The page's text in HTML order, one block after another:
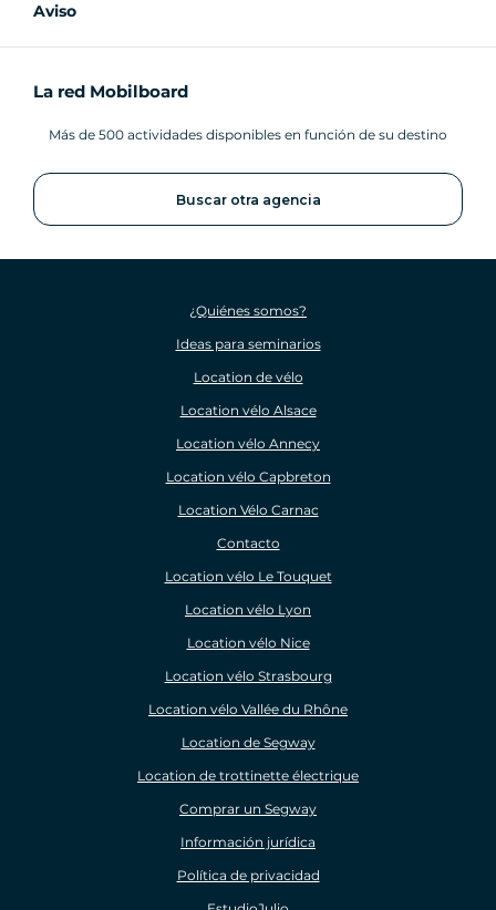
Aviso
La red Mobilboard
Más de 500 actividades disponibles en función de su destino
Buscar otra agencia
¿Quiénes somos?
Ideas para seminarios
Location de vélo
Location vélo Alsace
Location vélo Annecy
Location vélo Capbreton
Location Vélo Carnac
Contacto
Location vélo Le Touquet
Location vélo Lyon
Location vélo Nice
Location vélo Strasbourg
Location vélo Vallée du Rhône
Location de Segway
Location de trottinette électrique
Comprar un Segway
Información jurídica
Política de privacidad